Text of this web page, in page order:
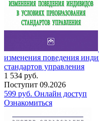
изменения поведения
стандартов управления
1 534 руб.
Поступит 09.2026
599 руб. Онлайн доступ
Ознакомиться